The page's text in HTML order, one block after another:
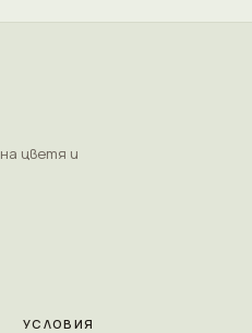
цветя и
УСЛОВИЯ